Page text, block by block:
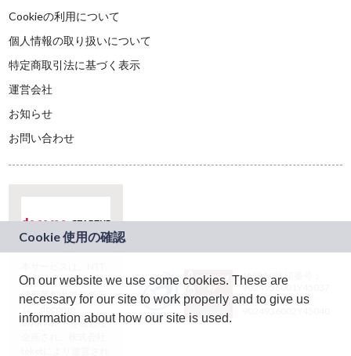
Cookieの利用について
個人情報の取り扱いについて
特定商取引法に基づく表示
運営会社
お知らせ
お問い合わせ
ドコモグループの新
規事業創出プログラ
ム「docomo
STARTUP」を通じて
JASRAC許諾番号：
9024936001Y45037
JASRAC許諾番号：
On our website we use some cookies. These are
necessary for our site to work properly and to give us
information about how our site is used.